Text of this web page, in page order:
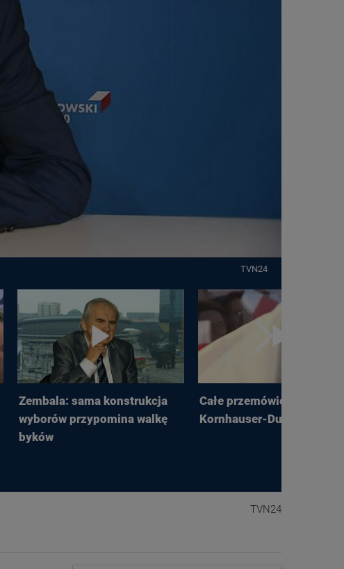
TVN24
Zembala: sama konstrukcja
wyborów przypomina walkę
byków
Całe przemówienie Agaty
Kornhauser-Dudy z
TVN24